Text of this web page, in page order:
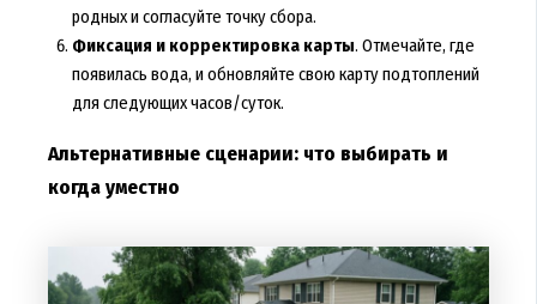
родных и согласуйте точку сбора.
Фиксация и корректировка карты. Отмечайте, где
появилась вода, и обновляйте свою карту подтоплений
для следующих часов/суток.
Альтернативные сценарии: что выбирать и
когда уместно